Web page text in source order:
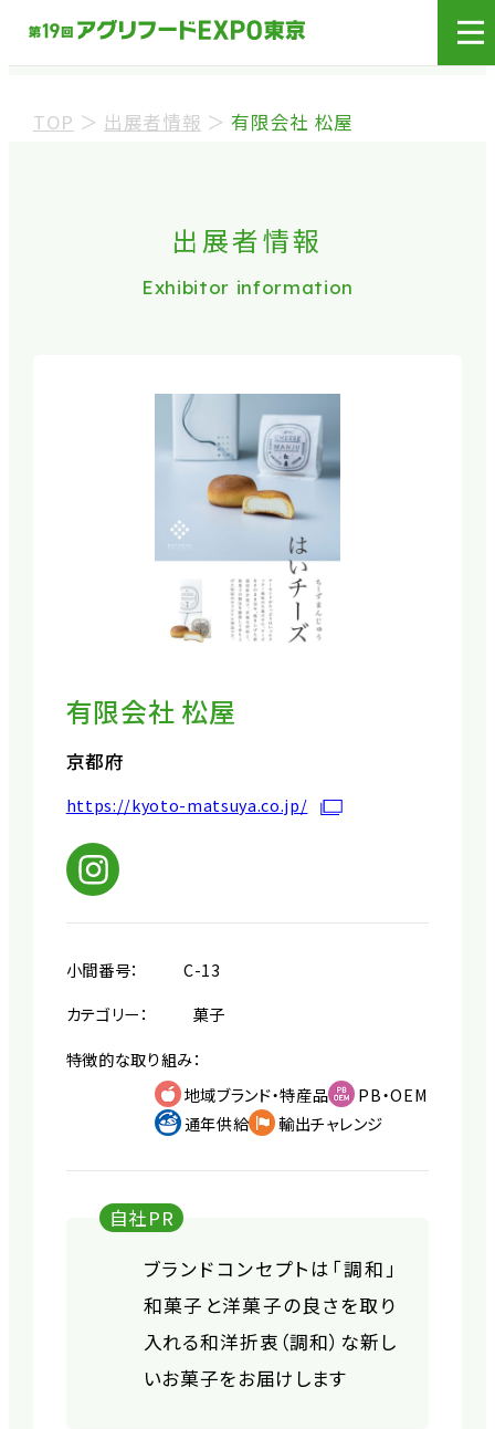
展示会場への入場には
来場登録が必要です。
来場事前登録（プレス）
※業界関係者を対象とした商談会であり、
TOP ＞ 出展者情報 ＞ 有限会社 松屋
出展者情報
Exhibitor information
有限会社 松屋
京都府
https://kyoto-matsuya.co.jp/
小間番号：
C-13
カテゴリー：
菓子
特徴的な取り組み：
地域ブランド・特産品
PB・OEM
通年供給
輸出チャレンジ
自社PR
ブランドコンセプトは「調和」
和菓子と洋菓子の良さを取り
入れる和洋折衷（調和）な新し
いお菓子をお届けします